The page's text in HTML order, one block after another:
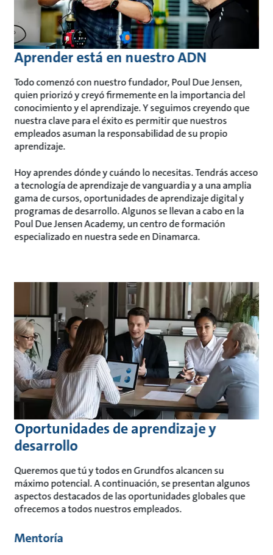
Aprender está en nuestro ADN
Todo comenzó con nuestro fundador, Poul Due Jensen,
quien priorizó y creyó firmemente en la importancia del
conocimiento y el aprendizaje. Y seguimos creyendo que
nuestra clave para el éxito es permitir que nuestros
empleados asuman la responsabilidad de su propio
aprendizaje.
Hoy aprendes dónde y cuándo lo necesitas. Tendrás acceso
a tecnología de aprendizaje de vanguardia y a una amplia
gama de cursos, oportunidades de aprendizaje digital y
programas de desarrollo. Algunos se llevan a cabo en la
Poul Due Jensen Academy, un centro de formación
especializado en nuestra sede en Dinamarca.
Oportunidades de aprendizaje y
desarrollo
Queremos que tú y todos en Grundfos alcancen su
máximo potencial. A continuación, se presentan algunos
aspectos destacados de las oportunidades globales que
ofrecemos a todos nuestros empleados.
Mentoría